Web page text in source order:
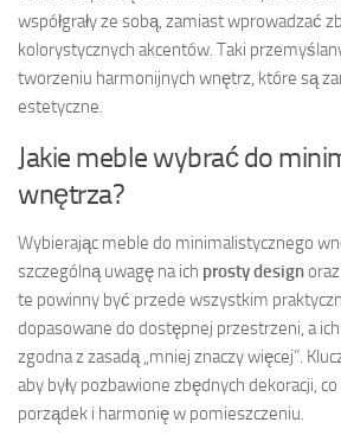
współgrały ze sobą, zamiast wprowadzać
kolorystycznych akcentów. Taki
tworzeniu harmonijnych wnętrz, które są
estetyczne.
Jakie meble wybrać do
wnętrza?
Wybierając meble do minimalistycznego
szczególną uwagę na ich prosty design
te powinny być przede wszystkim
dopasowane do dostępnej przestrzeni, a
zgodna z zasadą „mniej znaczy więcej”.
aby były pozbawione zbędnych dekoracji,
porządek i harmonię w pomieszczeniu.